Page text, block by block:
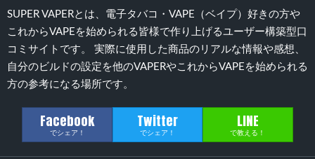
SUPER VAPERとは、電子タバコ・VAPE（ベイプ）好きの方や
これからVAPEを始められる皆様で作り上げるユーザー構築型口
コミサイトです。 実際に使用した商品のリアルな情報や感想、
自分のビルドの設定を他のVAPERやこれからVAPEを始められる
方の参考になる場所です。
Facebook
でシェア！
Twitter
でシェア！
LINE
で教える！